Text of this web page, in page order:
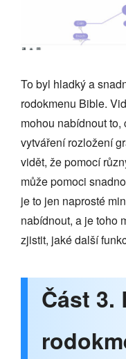
To byl hladký a
rodokmenu Bible.
mohou nabídnout
vytváření rozložení
vidět, že pomocí
může pomoci
je to jen naprosté
nabídnout, a je toho
zjistit, jaké další
Část 3.